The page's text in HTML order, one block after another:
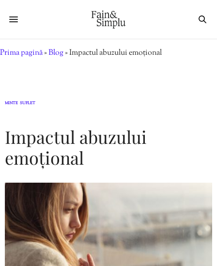
Prima pagină»Blog»Impactul abuzului emoțional
MINTE SUFLET
Impactul abuzului
emoțional